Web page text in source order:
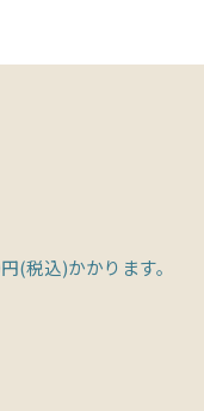
(税込)かかります。